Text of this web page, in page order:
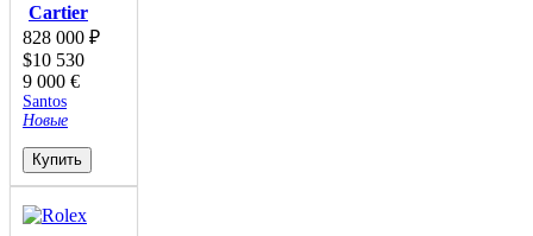
Cartier
828 000 ₽
$10 530
9 000 €
Santos
Новые
Купить